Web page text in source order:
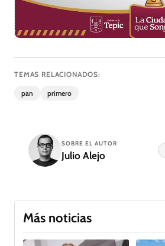
TEMAS RELACIONADOS:
pan primero
SOBRE EL AUTOR
Julio Alejo
Más noticias